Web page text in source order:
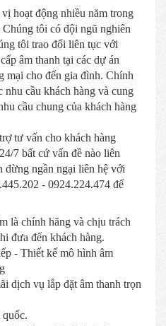
hoạt động nhiều năm trong
tôi có đội ngũ nghiên
tôi trao đổi liên tục với
âm thanh tại các dự án
mại cho đến gia đình. Chính
cầu khách hàng và cung
cầu chung của khách hàng
tư vấn cho khách hàng
7 bất cứ vấn đề nào liên
đừng ngần ngại liên hệ với
- 0924.224.474 để
là chính hãng và chịu trách
đưa đến khách hàng.
- Thiết kế mô hình âm
dịch vụ lắp đặt âm thanh trọn